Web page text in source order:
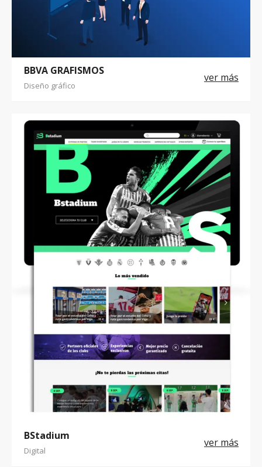
BBVA GRAFISMOS
Diseño gráfico
BStadium
Digital